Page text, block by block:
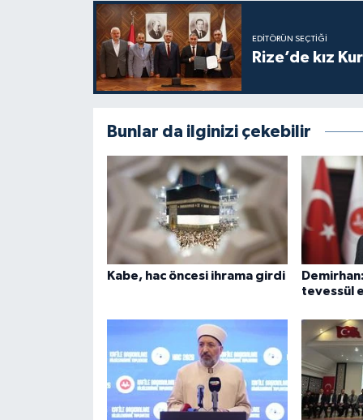
EDITÖRÜN SEÇTIĞI
Rize’de kız
Bunlar da ilginizi çekebilir
Kabe, hac öncesi ihrama girdi
tevessül
Gümüşhane Müftülüğü
Hakkari Müftülüğü
Hatay Müftülüğü
Iğdır Müftülüğü
Isparta Müftülüğü
İstanbul Müftülüğü
İzmir Müftülüğü
Karabük Müftülüğü
Karaman Müftülüğü